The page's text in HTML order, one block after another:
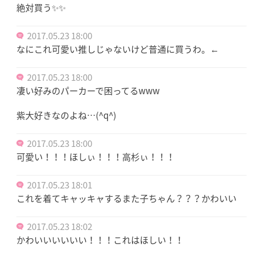
絶対買う✨✨
2017.05.23 18:00
なにこれ可愛い推しじゃないけど普通に買うわ。←
2017.05.23 18:00
凄い好みのパーカーで困ってるwww
紫大好きなのよね…(^q^)
2017.05.23 18:00
可愛い！！！ほしぃ！！！高杉ぃ！！！
2017.05.23 18:01
これを着てキャッキャするまた子ちゃん？？？かわいい
2017.05.23 18:02
かわいいいいいい！！！これはほしい！！